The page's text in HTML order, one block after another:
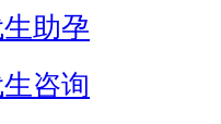
助孕
咨询